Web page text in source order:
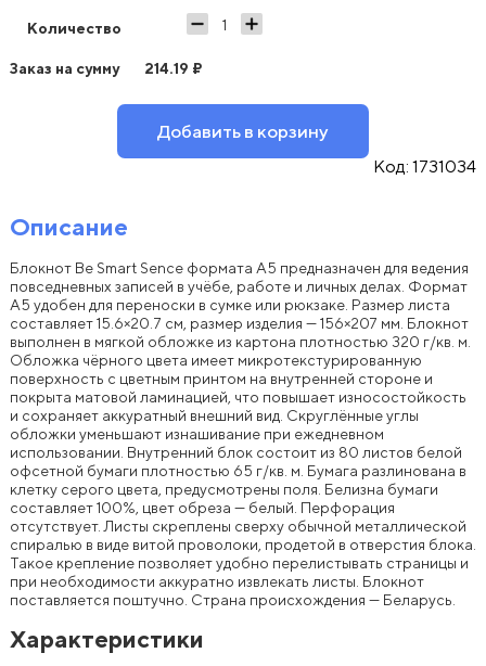
Количество
Заказ на сумму 214.19 ₽
Добавить в корзину
Код: 1731034
Описание
Блокнот Be Smart Sence формата A5 предназначен для ведения
повседневных записей в учёбе, работе и личных делах. Формат
A5 удобен для переноски в сумке или рюкзаке. Размер листа
составляет 15.6×20.7 см, размер изделия — 156×207 мм. Блокнот
выполнен в мягкой обложке из картона плотностью 320 г/кв. м.
Обложка чёрного цвета имеет микротекстурированную
поверхность с цветным принтом на внутренней стороне и
покрыта матовой ламинацией, что повышает износостойкость
и сохраняет аккуратный внешний вид. Скруглённые углы
обложки уменьшают изнашивание при ежедневном
использовании. Внутренний блок состоит из 80 листов белой
офсетной бумаги плотностью 65 г/кв. м. Бумага разлинована в
клетку серого цвета, предусмотрены поля. Белизна бумаги
составляет 100%, цвет обреза — белый. Перфорация
отсутствует. Листы скреплены сверху обычной металлической
спиралью в виде витой проволоки, продетой в отверстия блока.
Такое крепление позволяет удобно перелистывать страницы и
при необходимости аккуратно извлекать листы. Блокнот
поставляется поштучно. Страна происхождения — Беларусь.
Характеристики